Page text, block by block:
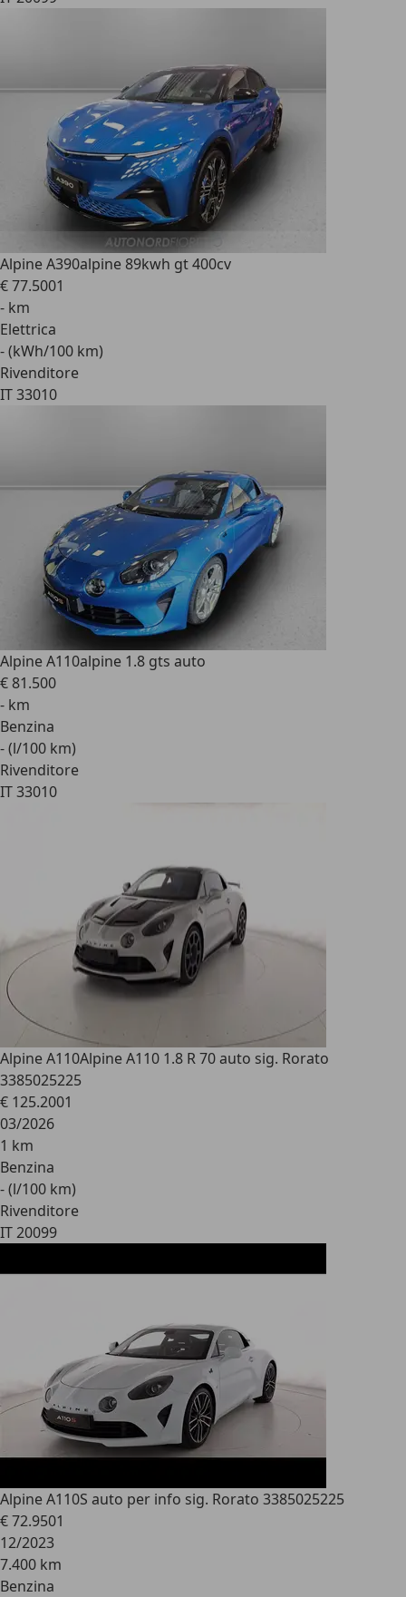
Alpine A390alpine 89kwh gt 400cv
€ 77.5001
- km
Elettrica
- (kWh/100 km)
Rivenditore
IT 33010
Alpine A110alpine 1.8 gts auto
€ 81.500
- km
Benzina
- (l/100 km)
Rivenditore
IT 33010
Alpine A110Alpine A110 1.8 R 70 auto sig. Rorato
3385025225
€ 125.2001
03/2026
1 km
Benzina
- (l/100 km)
Rivenditore
IT 20099
Alpine A110S auto per info sig. Rorato 3385025225
€ 72.9501
12/2023
7.400 km
Benzina